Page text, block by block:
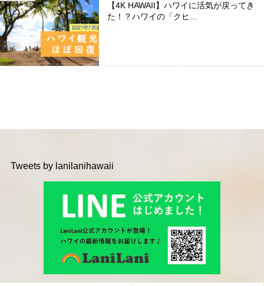
【4K HAWAII】ハワイに活気が戻ってき
た！？ハワイの「クヒ...
Tweets by lanilanihawaii